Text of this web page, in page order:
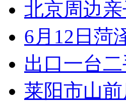
北京周边
6月12日菏
出口一台
莱阳市山